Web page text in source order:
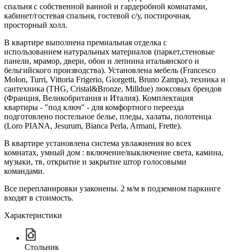
спальня с собственной ванной и гардеробной комнатами,
кабинет/гостевая спальня, гостевой с/у, постирочная,
просторный холл.
В квартире выполнена премиальная отделка с
использованием натуральных материалов (паркет,стеновые
панели, мрамор, двери, обои и лепнина итальянского и
бельгийского производства). Установлена мебель (Francesco
Molon, Turri, Vittoria Frigerio, Giorgetti, Bruno Zampa), техника и
сантехника (THG, Cristal&Bronze, Milldue) люксовых брендов
(Франция, Великобритания и Италия). Комплектация
квартиры - "под ключ" - для комфортного переезда
подготовлено постельное белье, пледы, халаты, полотенца
(Loro PIANA, Jesurum, Bianca Perla, Armani, Frette).
В квартире установлена система увлажнения во всех
комнатах, умный дом : включение/выключение света, камина,
музыки, тв, открытие и закрытие штор голосовыми
командами.
Все перепланировки узаконены. 2 м/м в подземном паркинге
входят в стоимость.
Характеристики
Стольник